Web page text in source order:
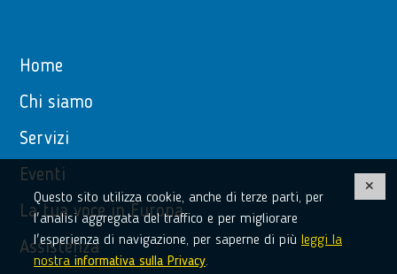
Home
Chi siamo
Servizi
Eventi
La tua voce in Europa
Assistenza
Questo sito utilizza cookie, anche di terze parti, per
l'analisi aggregata del traffico e per migliorare
l'esperienza di navigazione, per saperne di più leggi la
nostra informativa sulla Privacy.